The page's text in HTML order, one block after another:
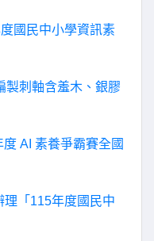
國民中小學資訊素
製刺軸含羞木、銀膠
AI 素養爭霸賽全國
「115年度國民中